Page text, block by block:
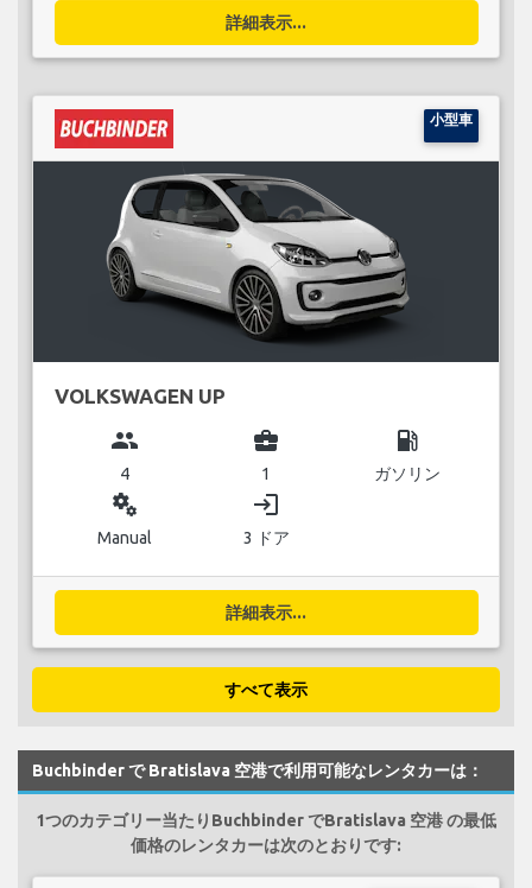
詳細表示...
小型車
VOLKSWAGEN UP
group
4
business_center
1
local_gas_station
ガソリン
miscellaneous_services
Manual
login
3 ドア
詳細表示...
すべて表示
Buchbinder で Bratislava 空港で利用可能なレンタカーは：
1つのカテゴリー当たりBuchbinder でBratislava 空港 の最低
価格のレンタカーは次のとおりです: